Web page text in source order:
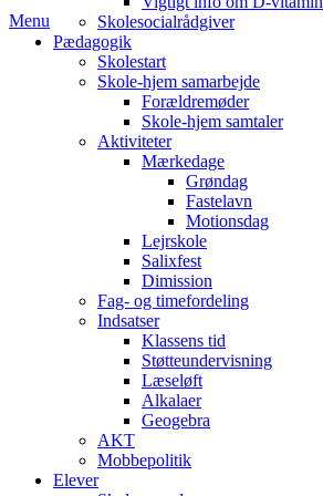
Menu
Skolesocialrådgiver
Pædagogik
Skolestart
Skole-hjem samarbejde
Forældremøder
Skole-hjem samtaler
Aktiviteter
Mærkedage
Grøndag
Fastelavn
Motionsdag
Lejrskole
Salixfest
Dimission
Fag- og timefordeling
Indsatser
Klassens tid
Støtteundervisning
Læseløft
Alkalaer
Geogebra
AKT
Mobbepolitik
Elever